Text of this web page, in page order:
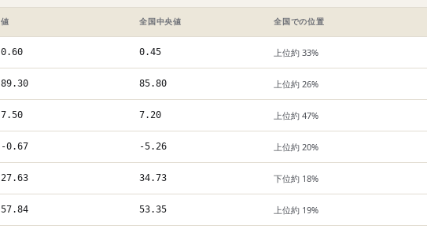
値 全国中央値 全国での位置
0.60 0.45 上位約 33%
89.30 85.80 上位約 26%
7.50 7.20 上位約 47%
-0.67 -5.26 上位約 20%
27.63 34.73 下位約 18%
57.84 53.35 上位約 19%